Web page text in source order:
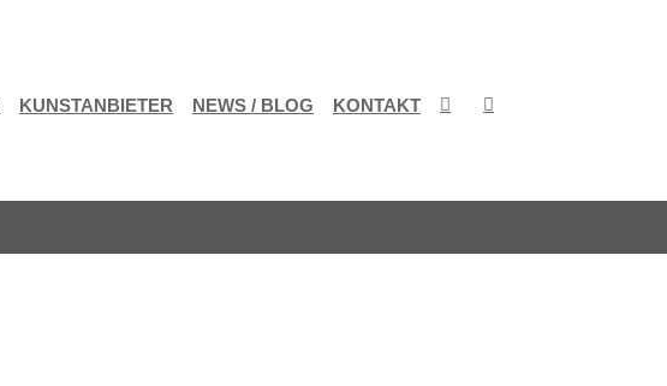
KUNSTANBIETER NEWS / BLOG KONTAKT